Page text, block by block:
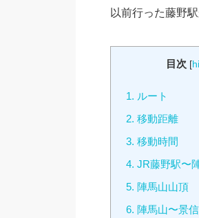
以前行った藤野
目次 [
1. ルート
2. 移動距離
3. 移動時間
4. JR藤野駅〜
5. 陣馬山山頂
6. 陣馬山〜景